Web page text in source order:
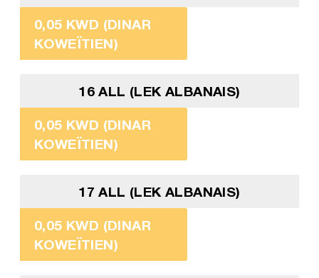
0,05 KWD (DINAR
KOWEÏTIEN)
16 ALL (LEK ALBANAIS)
0,05 KWD (DINAR
KOWEÏTIEN)
17 ALL (LEK ALBANAIS)
0,05 KWD (DINAR
KOWEÏTIEN)